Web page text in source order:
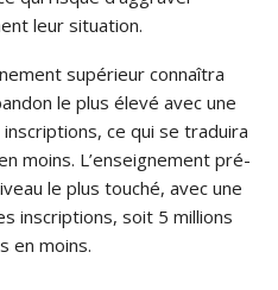
leur situation.
supérieur connaîtra
le plus élevé avec une
ce qui se traduira
moins. L’enseignement pré-
le plus touché, avec une
inscriptions, soit 5 millions
en moins.